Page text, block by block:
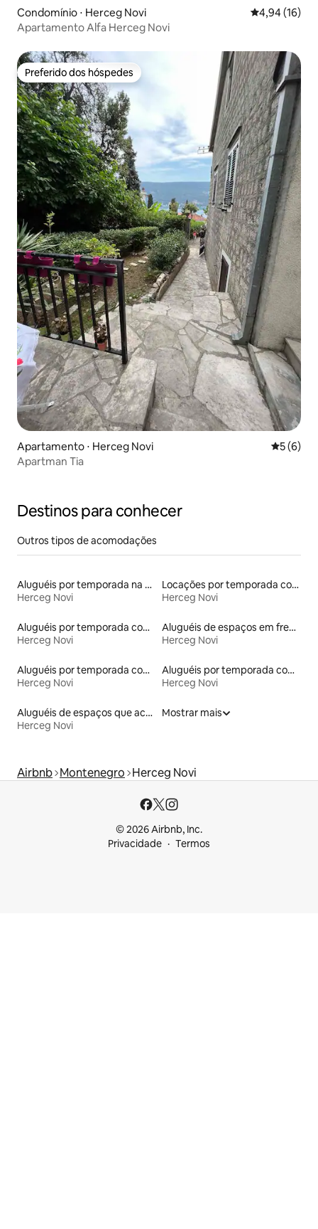
Condomínio ⋅ Herceg Novi 4,94 de uma
4,94 (16)
Apartamento Alfa Herceg Novi
Preferido dos hóspedes
Preferido dos hóspedes
Apartamento ⋅ Herceg Novi 5 de
5 (6)
Apartman Tia
Destinos para conhecer
Outros tipos de acomodações
Aluguéis por temporada na orla
Herceg Novi
Locações por temporada com piscina
Herceg Novi
Aluguéis por temporada com caiaque
Herceg Novi
Aluguéis de espaços em frente à praia
Herceg Novi
Aluguéis por temporada com acesso à praia
Herceg Novi
Aluguéis por temporada com banheira de hidromassagem
Herceg Novi
Aluguéis de espaços que aceitam animais de estimação
Herceg Novi
Mostrar mais
Airbnb Montenegro Herceg Novi
© 2026 Airbnb, Inc.
Privacidade
Termos